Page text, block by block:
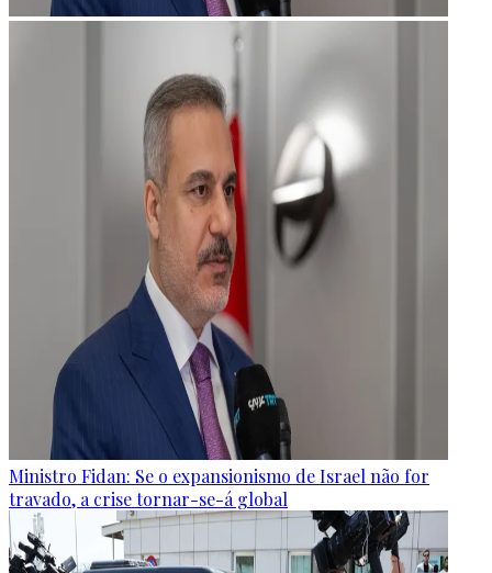
Ministro Fidan: Se o expansionismo de Israel não for
travado, a crise tornar-se-á global